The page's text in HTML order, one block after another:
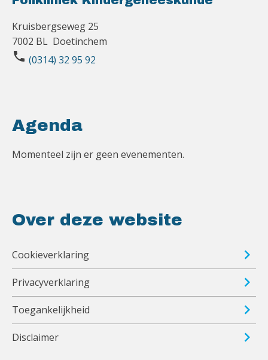
Kruisbergseweg 25
7002 BL Doetinchem
phone (0314) 32 95 92
Agenda
Momenteel zijn er geen evenementen.
Over deze website
Cookieverklaring
Privacyverklaring
Toegankelijkheid
Disclaimer